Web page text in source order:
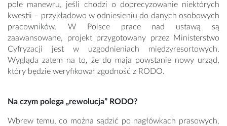
pole manewru, jeśli chodzi o doprecyzowanie niektórych
kwestii – przykładowo w odniesieniu do danych osobowych
pracowników. W Polsce prace nad ustawą są
zaawansowane, projekt przygotowany przez Ministerstwo
Cyfryzacji jest w uzgodnieniach międzyresortowych.
Wygląda zatem na to, że do maja powstanie nowy urząd,
który będzie weryfikował zgodność z RODO.
Na czym polega „rewolucja” RODO?
Wbrew temu, co można sądzić po nagłówkach prasowych,